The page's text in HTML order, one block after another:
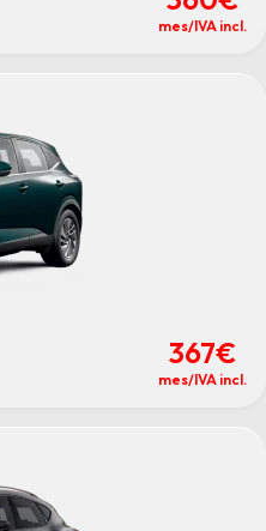
mes/IVA incl.
367€
mes/IVA incl.